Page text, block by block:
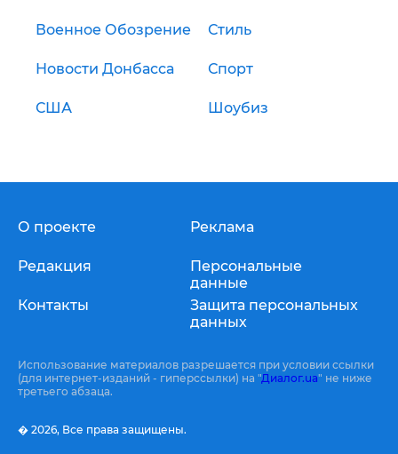
Военное Обозрение Стиль
Новости Донбасса Спорт
США Шоубиз
О проекте
Редакция
Контакты
Реклама
Персональные
данные
Защита персональных
данных
Использование материалов разрешается при условии ссылки
(для интернет-изданий - гиперссылки) на "Диалог.ua" не ниже
третьего абзаца.
� 2026, Все права защищены.